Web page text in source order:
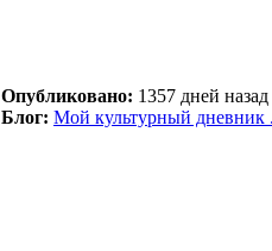
Опубликовано: 1357 дней
Блог: Мой культурный дневник